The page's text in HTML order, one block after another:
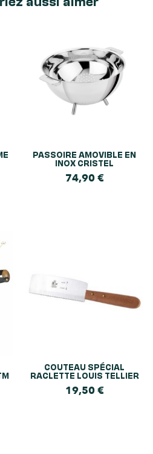
PASSOIRE AMOVIBLE EN
INOX CRISTEL
74,90€
COUTEAU SPÉCIAL
RACLETTE LOUIS TELLIER
19,50€